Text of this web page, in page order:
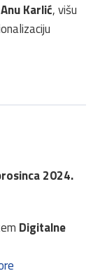
Anu Karlić, višu
2024.
Digitalne